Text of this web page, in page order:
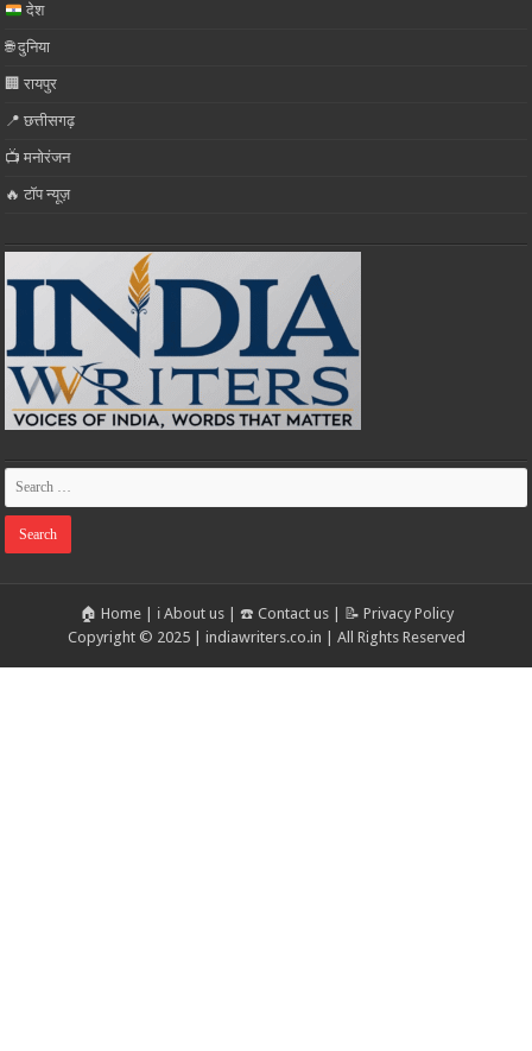
देश
🌐 दुनिया
🏢 रायपुर
📍 छत्तीसगढ़
📺 मनोरंजन
🔥 टॉप न्यूज़
🏠 Home| ℹ️ About us| ☎️ Contact us|
📝 Privacy Policy
Copyright © 2025 | indiawriters.co.in | All Rights Reserved